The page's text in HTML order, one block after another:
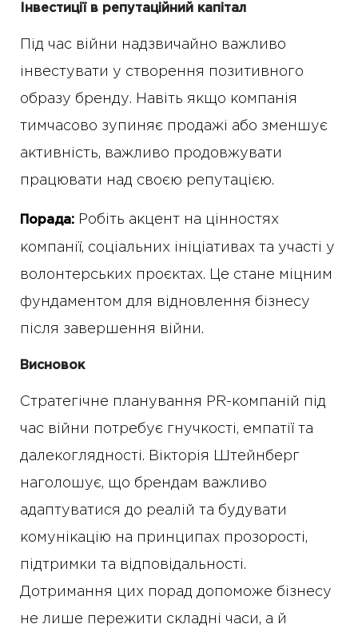
Інвестиції в репутаційний капітал
Під час війни надзвичайно важливо
інвестувати у створення позитивного
образу бренду. Навіть якщо компанія
тимчасово зупиняє продажі або зменшує
активність, важливо продовжувати
працювати над своєю репутацією.
Порада: Робіть акцент на цінностях
компанії, соціальних ініціативах та участі у
волонтерських проєктах. Це стане міцним
фундаментом для відновлення бізнесу
після завершення війни.
Висновок
Стратегічне планування PR-компаній під
час війни потребує гнучкості, емпатії та
далекоглядності. Вікторія Штейнберг
наголошує, що брендам важливо
адаптуватися до реалій та будувати
комунікацію на принципах прозорості,
підтримки та відповідальності.
Дотримання цих порад допоможе бізнесу
не лише пережити складні часи, а й